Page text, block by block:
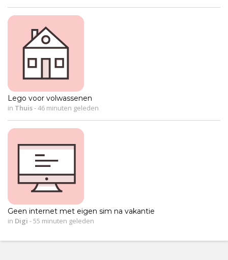
Lego voor volwassenen
in Thuis-46 minuten geleden
Geen internet met eigen sim na vakantie
in Digi -55 minuten geleden